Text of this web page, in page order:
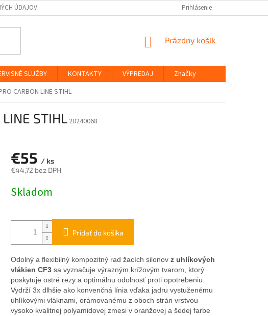
ÚDAJOV Prihlásenie
NÁKUPNÝ
Prázdny košík
SLUŽBY KONTAKTY VÝPREDAJ
Značky
CARBON LINE STIHL
STIHL20240068
€55 / ks
€44,72 bez DPH
cena:
Skladom
Pridať do košíka
Odolný a flexibilný kompozitný rad žacích silonovz uhlíkových
vlákien CF3sa vyznačuje výrazným krížovým tvarom, ktorý
poskytuje ostré rezy a optimálnu odolnosť proti opotrebeniu.
Vydrží 3x dlhšie ako konvenčná línia vďaka jadru vystuženému
uhlíkovými vláknami, orámovanému z oboch strán vrstvou
vysoko kvalitnej polyamidovej zmesi v oranžovej a šedej farbe